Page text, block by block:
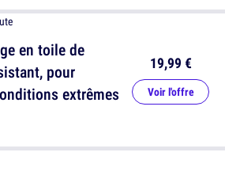
en toile de
pour
extrêmes
19,99 €
Voir l'offre